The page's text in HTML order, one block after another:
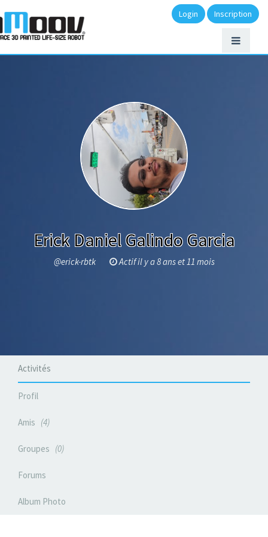
Login Inscription
Erick Daniel Galindo Garcia
@erick-rbtk Actif il y a 8 ans et 11 mois
Activités
Profil
Amis 4
Groupes 0
Forums
Album Photo